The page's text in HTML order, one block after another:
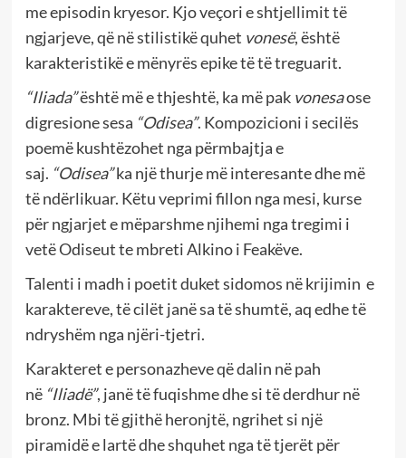
me episodin kryesor. Kjo veçori e shtjellimit të
ngjarjeve, që në stilistikë quhet vonesë, është
karakteristikë e mënyrës epike të të treguarit.
“Iliada”është më e thjeshtë, ka më pak vonesaose
digresione sesa “Odisea”. Kompozicioni i secilës
poemë kushtëzohet nga përmbajtja e
saj. “Odisea” ka një thurje më interesante dhe më
të ndërlikuar. Këtu veprimi fillon nga mesi, kurse
për ngjarjet e mëparshme njihemi nga tregimi i
vetë Odiseut te mbreti Alkino i Feakëve.
Talenti i madh i poetit duket sidomos në krijimin e
karaktereve, të cilët janë sa të shumtë, aq edhe të
ndryshëm nga njëri-tjetri.
Karakteret e personazheve që dalin në pah
në “Iliadë”, janë të fuqishme dhe si të derdhur në
bronz. Mbi të gjithë heronjtë, ngrihet si një
piramidë e lartë dhe shquhet nga të tjerët për